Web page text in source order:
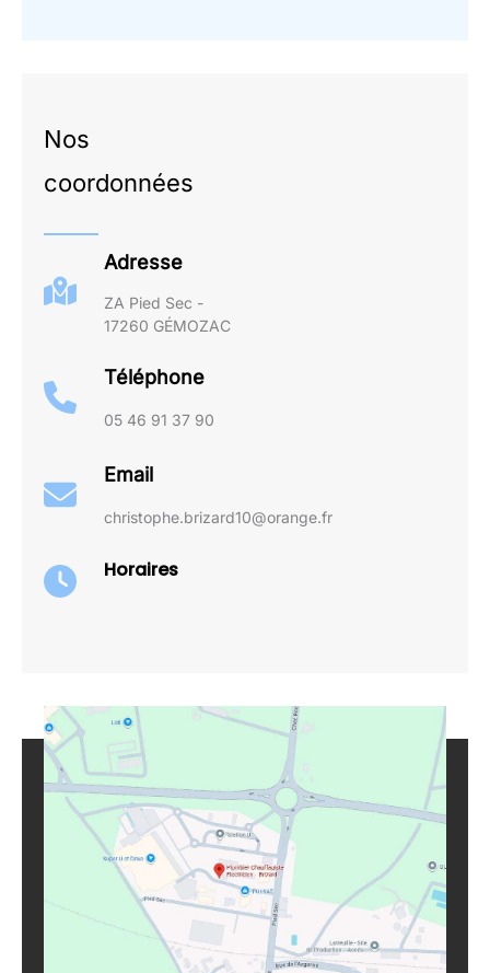
Nos
coordonnées
Adresse
ZA Pied Sec -
17260 GÉMOZAC
Téléphone
05 46 91 37 90
Email
christophe.brizard10@orange.fr
Horaires